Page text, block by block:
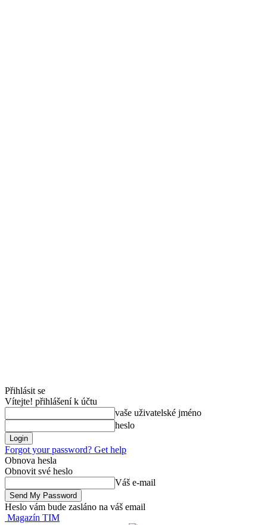
Přihlásit se
Vítejte! přihlášení k účtu
vaše uživatelské jméno
heslo
Forgot your password? Get help
Obnova hesla
Obnovit své heslo
Váš e-mail
Heslo vám bude zasláno na váš email
Magazín TIM